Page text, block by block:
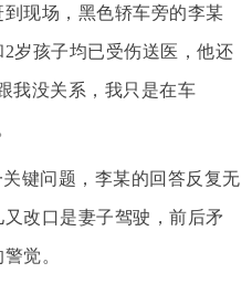
现场，黑色轿车旁的李某
岁孩子均已受伤送医，他还
我没关系，我只是在车
键问题，李某的回答反复无
改口是妻子驾驶，前后矛
觉。